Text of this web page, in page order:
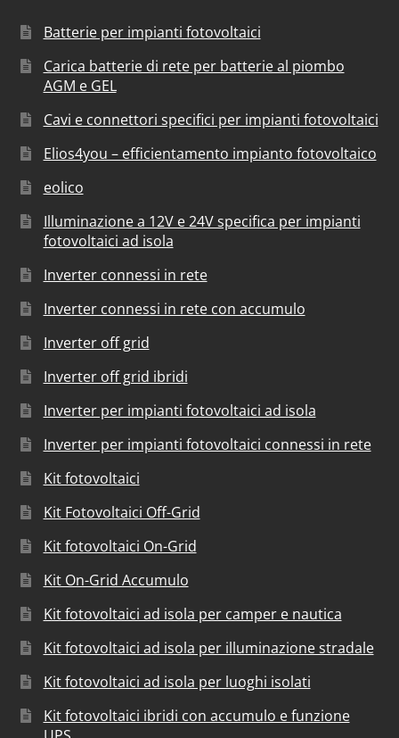
Batterie per impianti fotovoltaici
Carica batterie di rete per batterie al piombo
AGM e GEL
Cavi e connettori specifici per impianti fotovoltaici
Elios4you – efficientamento impianto fotovoltaico
eolico
Illuminazione a 12V e 24V specifica per impianti
fotovoltaici ad isola
Inverter connessi in rete
Inverter connessi in rete con accumulo
Inverter off grid
Inverter off grid ibridi
Inverter per impianti fotovoltaici ad isola
Inverter per impianti fotovoltaici connessi in rete
Kit fotovoltaici
Kit Fotovoltaici Off-Grid
Kit fotovoltaici On-Grid
Kit On-Grid Accumulo
Kit fotovoltaici ad isola per camper e nautica
Kit fotovoltaici ad isola per illuminazione stradale
Kit fotovoltaici ad isola per luoghi isolati
Kit fotovoltaici ibridi con accumulo e funzione